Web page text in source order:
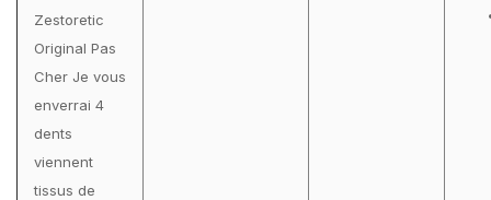
Zestoretic
Original Pas
Cher Je vous
enverrai 4
dents
viennent
tissus de